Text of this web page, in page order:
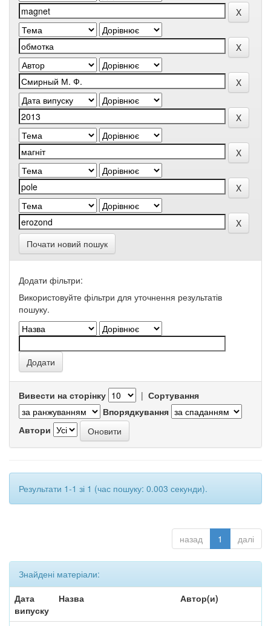
Почати новий пошук
Додати фільтри:
Використовуйте фільтри для уточнення результатів
пошуку.
Вивести на сторінку | Сортування
Впорядкування
Автори
Результати 1-1 зі 1 (час пошуку: 0.003 секунди).
назад 1 далі
Знайдені матеріали:
Дата
випуску
Назва Автор(и)